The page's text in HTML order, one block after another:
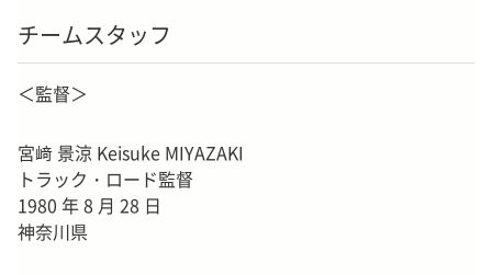
チームスタッフ
＜監督＞
宮﨑 景涼 Keisuke MIYAZAKI
トラック・ロード監督
1980 年 8 月 28 日
神奈川県